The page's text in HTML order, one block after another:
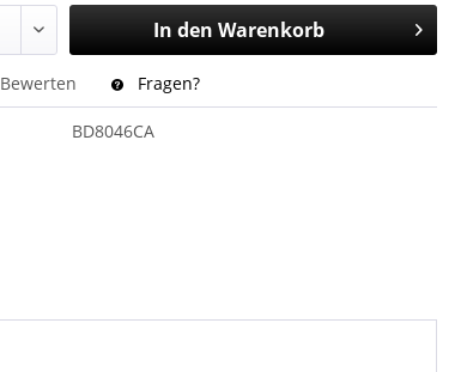
In den Warenkorb
Bewerten Fragen?
BD8046CA